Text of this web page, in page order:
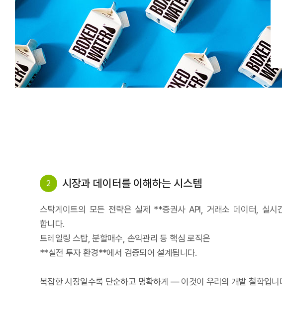
2 시장과 데이터를 이해하는 시스템
스탁게이트의 모든 전략은 실제 **증권사 API, 거래소 데이터, 실
합니다.
트레일링 스탑, 분할매수, 손익관리 등 핵심 로직은
**실전 투자 환경**에서 검증되어 설계됩니다.
복잡한 시장일수록 단순하고 명확하게 — 이것이 우리의 개발 철학입니